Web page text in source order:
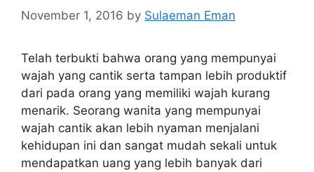
November 1, 2016 by Sulaeman Eman
Telah terbukti bahwa orang yang mempunyai
wajah yang cantik serta tampan lebih produktif
dari pada orang yang memiliki wajah kurang
menarik. Seorang wanita yang mempunyai
wajah cantik akan lebih nyaman menjalani
kehidupan ini dan sangat mudah sekali untuk
mendapatkan uang yang lebih banyak dari